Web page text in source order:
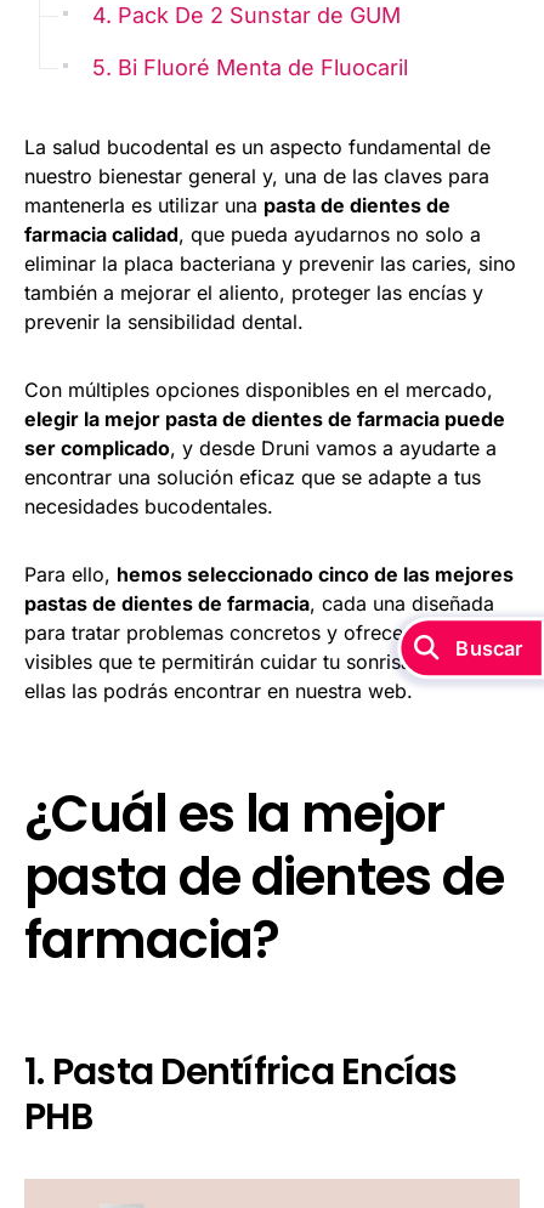
4. Pack De 2 Sunstar de GUM
5. Bi Fluoré Menta de Fluocaril
La salud bucodental es un aspecto fundamental de
nuestro bienestar general y, una de las claves para
mantenerla es utilizar una pasta de dientes de
farmacia calidad, que pueda ayudarnos no solo a
eliminar la placa bacteriana y prevenir las caries, sino
también a mejorar el aliento, proteger las encías y
prevenir la sensibilidad dental.
Con múltiples opciones disponibles en el mercado,
elegir la mejor pasta de dientes de farmacia puede
ser complicado, y desde Druni vamos a ayudarte a
encontrar una solución eficaz que se adapte a tus
necesidades bucodentales.
Para ello, hemos seleccionado cinco de las mejores
pastas de dientes de farmacia, cada una diseñada
para tratar problemas concretos y ofrecer resultados
visibles que te permitirán cuidar tu sonrisa. Todas
ellas las podrás encontrar en nuestra web.
¿Cuál es la mejor
pasta de dientes de
farmacia?
1. Pasta Dentífrica Encías
PHB
Buscar